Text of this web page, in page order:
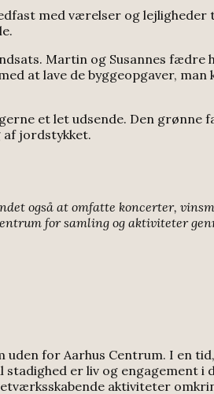
med værelser og
Martin og Susannes
at lave de byggeopgaver, man
et let udsende. Den grønne
af jordstykket.
også at omfatte koncerter,
for samling og aktiviteter
uden for Aarhus Centrum. I en
er liv og engagement
aktiviteter